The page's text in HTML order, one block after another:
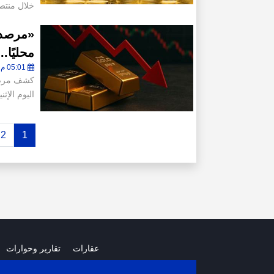
خلال
محليًا..
كشف
اليوم
1
2
عقارات تقارير وحوارات